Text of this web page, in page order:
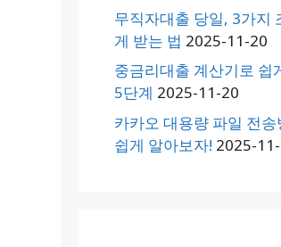
무직자대출 당일, 3가지
게 받는 법 2025-11-20
중금리대출 계산기로 쉽
5단계 2025-11-20
카카오 대용량 파일 전
쉽게 알아보자! 2025-